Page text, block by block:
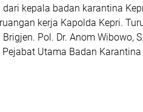
kepala badan karantina
kerja Kapolda Kepri.
Pol. Dr. Anom Wibowo,
Utama Badan